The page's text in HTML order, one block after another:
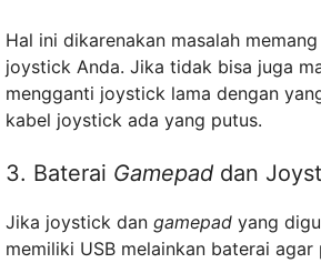
Hal ini dikarenakan masalah
joystick Anda. Jika tidak bisa juga
mengganti joystick lama dengan
kabel joystick ada yang putus.
3. Baterai Gamepad dan
Jika joystick dan gamepad yang
memiliki USB melainkan baterai